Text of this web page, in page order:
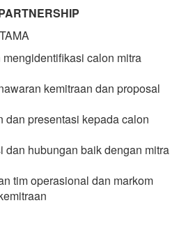
calon mitra
kemitraan dan proposal
dan presentasi kepada calon
dan hubungan baik dengan mitra
tim operasional dan markom